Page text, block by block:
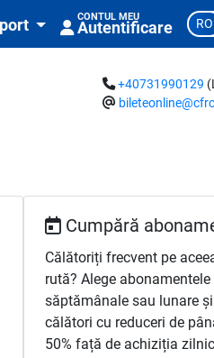
CONTUL MEU
Autentificare RO
+40731990129
Cumpără
Călătoriți frecvent pe
rută? Alege abonamentele
săptămânale sau lunare
călători cu reduceri de
50% față de achiziția